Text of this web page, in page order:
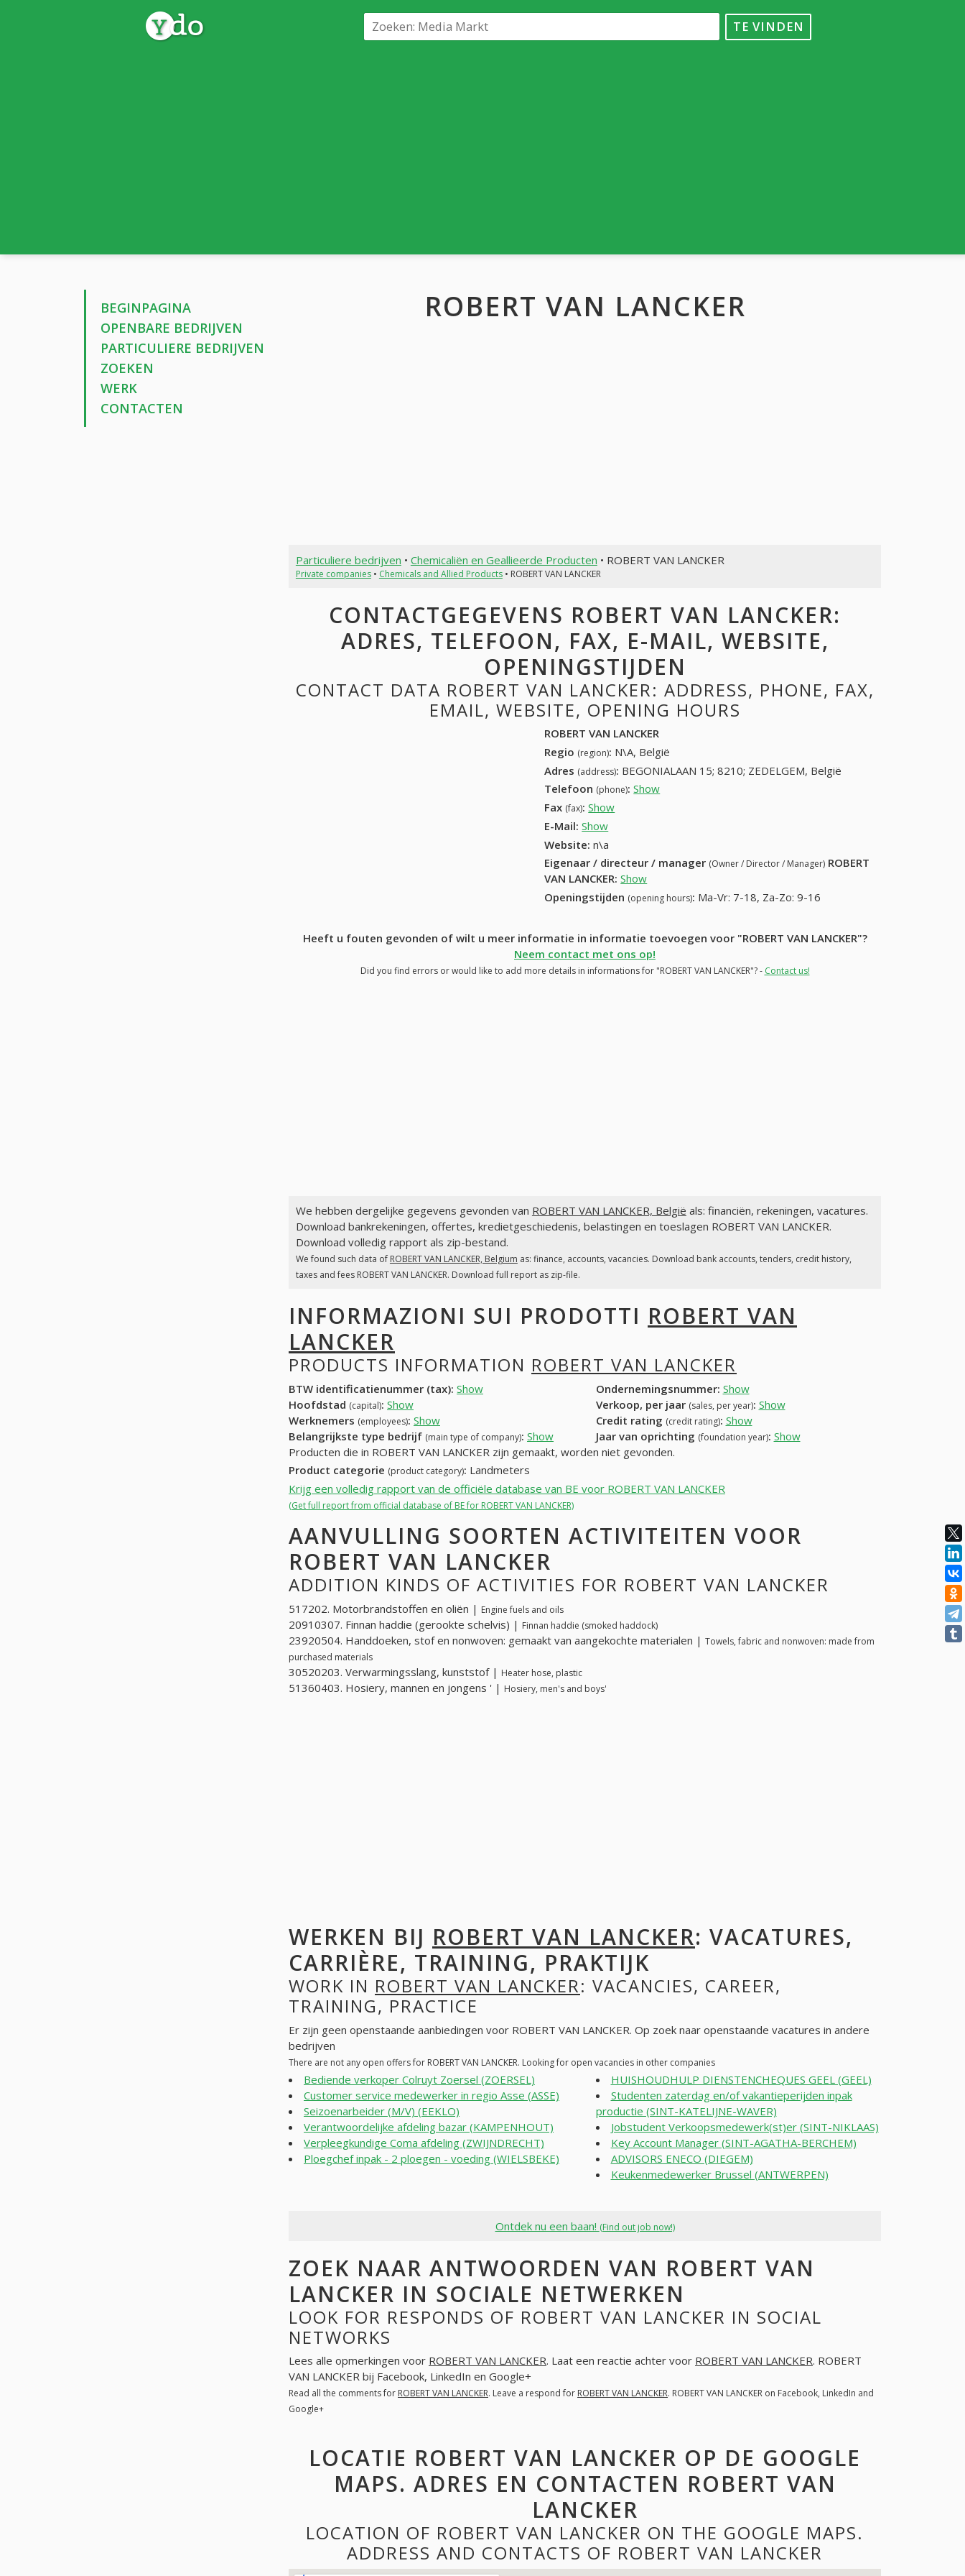
TE VINDEN
BEGINPAGINA
OPENBARE BEDRIJVEN
PARTICULIERE BEDRIJVEN
ZOEKEN
WERK
CONTACTEN
ROBERT VAN LANCKER
Particuliere bedrijven • Chemicaliën en Geallieerde Producten • ROBERT VAN LANCKER
Private companies• Chemicals and Allied Products• ROBERT VAN LANCKER
CONTACTGEGEVENS ROBERT VAN LANCKER:
ADRES, TELEFOON, FAX, E-MAIL, WEBSITE,
OPENINGSTIJDEN
CONTACT DATA ROBERT VAN LANCKER: ADDRESS, PHONE, FAX,
EMAIL, WEBSITE, OPENING HOURS
ROBERT VAN LANCKER
Regio (region): N\A, België
Adres (address): BEGONIALAAN 15; 8210; ZEDELGEM, België
Telefoon (phone): Show
Fax (fax): Show
E-Mail: Show
Website: n\a
Eigenaar / directeur / manager (Owner / Director / Manager) ROBERT
VAN LANCKER: Show
Openingstijden (opening hours): Ma-Vr: 7-18, Za-Zo: 9-16
Heeft u fouten gevonden of wilt u meer informatie in informatie toevoegen voor "ROBERT VAN LANCKER"?
Neem contact met ons op!
Did you find errors or would like to add more details in informations for "ROBERT VAN LANCKER"? - Contact us!
We hebben dergelijke gegevens gevonden van ROBERT VAN LANCKER, België als: financiën, rekeningen, vacatures.
Download bankrekeningen, offertes, kredietgeschiedenis, belastingen en toeslagen ROBERT VAN LANCKER.
Download volledig rapport als zip-bestand.
We found such data of ROBERT VAN LANCKER, Belgium as: finance, accounts, vacancies. Download bank accounts, tenders, credit history,
taxes and fees ROBERT VAN LANCKER. Download full report as zip-file.
INFORMAZIONI SUI PRODOTTI ROBERT VAN
LANCKER
PRODUCTS INFORMATION ROBERT VAN LANCKER
BTW identificatienummer (tax): Show Ondernemingsnummer: Show
Hoofdstad (capital): Show Verkoop, per jaar (sales, per year): Show
Werknemers (employees): Show Credit rating (credit rating): Show
Belangrijkste type bedrijf (main type of company): Show Jaar van oprichting (foundation year): Show
Producten die in ROBERT VAN LANCKER zijn gemaakt, worden niet gevonden.
Product categorie (product category): Landmeters
Krijg een volledig rapport van de officiële database van BE voor ROBERT VAN LANCKER
(Get full report from official database of BE for ROBERT VAN LANCKER)
AANVULLING SOORTEN ACTIVITEITEN VOOR
ROBERT VAN LANCKER
ADDITION KINDS OF ACTIVITIES FOR ROBERT VAN LANCKER
517202. Motorbrandstoffen en oliën | Engine fuels and oils
20910307. Finnan haddie (gerookte schelvis) | Finnan haddie (smoked haddock)
23920504. Handdoeken, stof en nonwoven: gemaakt van aangekochte materialen | Towels, fabric and nonwoven: made from
purchased materials
30520203. Verwarmingsslang, kunststof | Heater hose, plastic
51360403. Hosiery, mannen en jongens ' | Hosiery, men's and boys'
WERKEN BIJ ROBERT VAN LANCKER: VACATURES,
CARRIÈRE, TRAINING, PRAKTIJK
WORK IN ROBERT VAN LANCKER: VACANCIES, CAREER,
TRAINING, PRACTICE
Er zijn geen openstaande aanbiedingen voor ROBERT VAN LANCKER. Op zoek naar openstaande vacatures in andere
bedrijven
There are not any open offers for ROBERT VAN LANCKER. Looking for open vacancies in other companies
Bediende verkoper Colruyt Zoersel (ZOERSEL)
Customer service medewerker in regio Asse (ASSE)
Seizoenarbeider (M/V) (EEKLO)
Verantwoordelijke afdeling bazar (KAMPENHOUT)
Verpleegkundige Coma afdeling (ZWIJNDRECHT)
Ploegchef inpak - 2 ploegen - voeding (WIELSBEKE)
HUISHOUDHULP DIENSTENCHEQUES GEEL (GEEL)
Studenten zaterdag en/of vakantieperijden inpak
productie (SINT-KATELIJNE-WAVER)
Jobstudent Verkoopsmedewerk(st)er (SINT-NIKLAAS)
Key Account Manager (SINT-AGATHA-BERCHEM)
ADVISORS ENECO (DIEGEM)
Keukenmedewerker Brussel (ANTWERPEN)
Ontdek nu een baan! (Find out job now!)
ZOEK NAAR ANTWOORDEN VAN ROBERT VAN
LANCKER IN SOCIALE NETWERKEN
LOOK FOR RESPONDS OF ROBERT VAN LANCKER IN SOCIAL
NETWORKS
Lees alle opmerkingen voor ROBERT VAN LANCKER. Laat een reactie achter voor ROBERT VAN LANCKER. ROBERT
VAN LANCKER bij Facebook, LinkedIn en Google+
Read all the comments for ROBERT VAN LANCKER. Leave a respond for ROBERT VAN LANCKER. ROBERT VAN LANCKER on Facebook, LinkedIn and
Google+
LOCATIE ROBERT VAN LANCKER OP DE GOOGLE
MAPS. ADRES EN CONTACTEN ROBERT VAN
LANCKER
LOCATION OF ROBERT VAN LANCKER ON THE GOOGLE MAPS.
ADDRESS AND CONTACTS OF ROBERT VAN LANCKER